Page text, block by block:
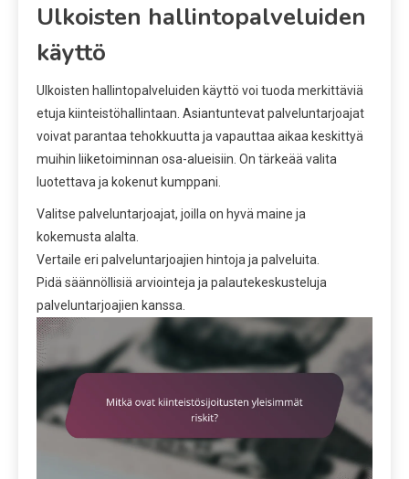
Ulkoisten hallintopalveluiden
käyttö
Ulkoisten hallintopalveluiden käyttö voi tuoda merkittäviä
etuja kiinteistöhallintaan. Asiantuntevat palveluntarjoajat
voivat parantaa tehokkuutta ja vapauttaa aikaa keskittyä
muihin liiketoiminnan osa-alueisiin. On tärkeää valita
luotettava ja kokenut kumppani.
Valitse palveluntarjoajat, joilla on hyvä maine ja
kokemusta alalta.
Vertaile eri palveluntarjoajien hintoja ja palveluita.
Pidä säännöllisiä arviointeja ja palautekeskusteluja
palveluntarjoajien kanssa.